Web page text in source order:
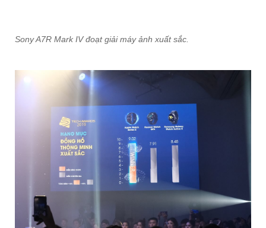
Sony A7R Mark IV đoạt giải máy ảnh xuất sắc.